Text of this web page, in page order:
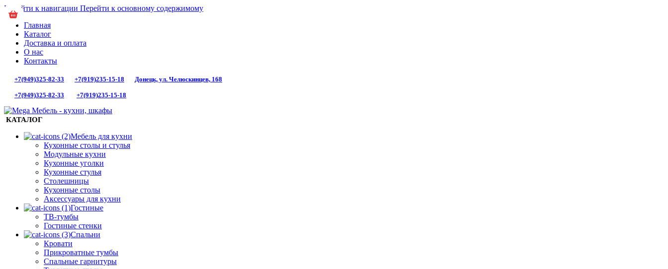
Перейти к навигации Перейти к основному содержимому
Главная
Каталог
Доставка и оплата
О нас
Контакты
+7(949)325-82-33 +7(919)235-15-18 Донецк, ул. Челюскинцев, 168
+7(949)325-82-33 +7(919)235-15-18
КАТАЛОГ
Мебель для кухни
Кухонные столы и стулья
Модульные кухни
Кухонные уголки
Кухонные стулья
Столешницы
Кухонные столы
Аксессуары для кухни
Гостиные
ТВ-тумбы
Гостиные стенки
Спальни
Кровати
Прикроватные тумбы
Спальные гарнитуры